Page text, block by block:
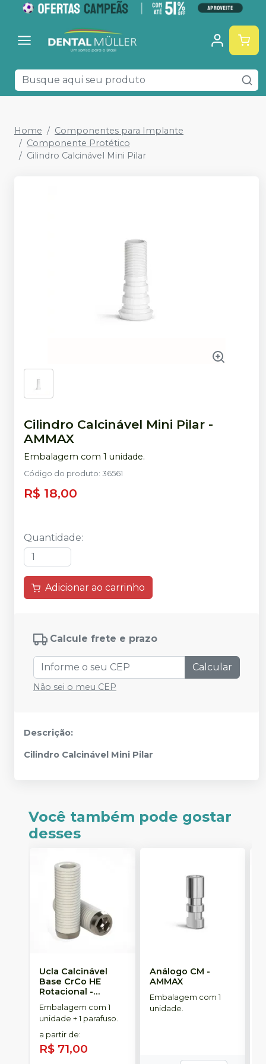
Home
Componentes para Implante
Componente Protético
Cilindro Calcinável Mini Pilar
Cilindro Calcinável Mini Pilar -
AMMAX
Embalagem com 1 unidade.
Código do produto: 36561
R$ 18,00
Quantidade:
Adicionar ao carrinho
Calcule frete e prazo
Calcular
Não sei o meu CEP
Descrição:
Cilindro Calcinável Mini Pilar
Você também pode gostar
desses
Ucla Calcinável
Base CrCo HE
Rotacional -
SINGULAR
Embalagem com 1
unidade + 1 parafuso.
a partir de:
R$ 71,00
Análogo CM -
AMMAX
Embalagem com 1
unidade.